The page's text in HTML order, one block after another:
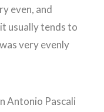
even, and
usually tends to
very evenly
Antonio Pascali